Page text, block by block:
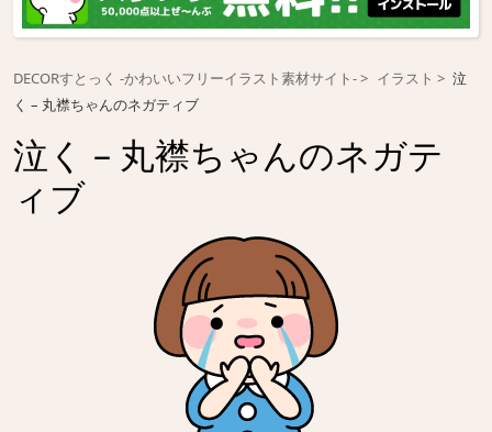
DECORすとっく -かわいいフリーイラスト素材サイト- イラスト
泣
く – 丸襟ちゃんのネガティブ
泣く – 丸襟ちゃんのネガテ
ィブ